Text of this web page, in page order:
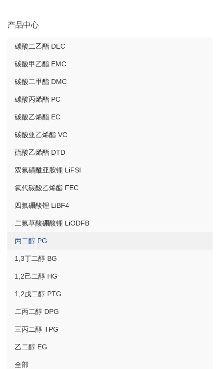
产品中心
碳酸二乙酯 DEC
碳酸甲乙酯 EMC
碳酸二甲酯 DMC
碳酸丙烯酯 PC
碳酸乙烯酯 EC
碳酸亚乙烯酯 VC
硫酸乙烯酯 DTD
双氟磺酰亚胺锂 LiFSI
氟代碳酸乙烯酯 FEC
四氟硼酸锂 LiBF4
二氟草酸硼酸锂 LiODFB
丙二醇 PG
1,3丁二醇 BG
1,2己二醇 HG
1,2戊二醇 PTG
二丙二醇 DPG
三丙二醇 TPG
乙二醇 EG
全部